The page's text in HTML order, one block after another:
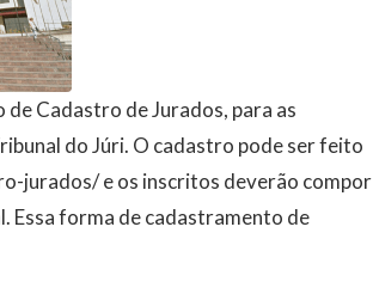
de Cadastro de Jurados, para as
do Júri. O cadastro pode ser feito
jurados/ e os inscritos deverão compor
Essa forma de cadastramento de